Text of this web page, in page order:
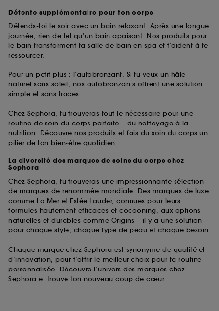
Détente supplémentaire pour ton corps
Détends-toi le soir avec un bain relaxant. Après une longue
journée, rien de tel qu’un bain apaisant. Nos produits pour
le bain transforment ta salle de bain en spa et t’aident à te
ressourcer.
Pour un petit plus : l’autobronzant. Si tu veux un hâle
naturel sans soleil, nos autobronzants offrent une solution
simple et sans traces.
Chez Sephora, tu trouveras tout le nécessaire pour une
routine de soin du corps parfaite – du nettoyage à la
nutrition. Découvre nos produits et fais du soin du corps un
pilier de ton bien-être quotidien.
La diversité des marques de soins du corps chez
Sephora
Chez Sephora, tu trouveras une impressionnante sélection
de marques de renommée mondiale. Des marques de luxe
comme La Mer et Estée Lauder, connues pour leurs
formules hautement efficaces et cocooning, aux options
naturelles et durables comme Origins – il y a une solution
pour chaque style, chaque type de peau et chaque besoin.
Chaque marque chez Sephora est synonyme de qualité et
d’innovation, pour t’offrir le meilleur choix pour ta routine
personnalisée. Découvre l’univers des marques chez
Sephora et trouve ton nouveau coup de cœur.